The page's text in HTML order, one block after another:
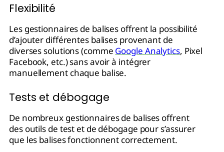
Flexibilité
Les gestionnaires de balises offrent la possibilité
d’ajouter différentes balises provenant de
diverses solutions (comme Google Analytics, Pixel
Facebook, etc.) sans avoir à intégrer
manuellement chaque balise.
Tests et débogage
De nombreux gestionnaires de balises offrent
des outils de test et de débogage pour s’assurer
que les balises fonctionnent correctement.